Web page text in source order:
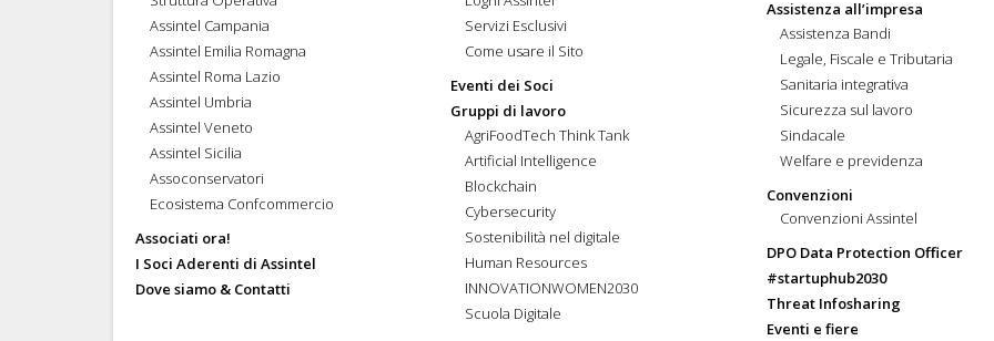
Assintel Campania
Assintel Emilia Romagna
Assintel Roma Lazio
Assintel Umbria
Assintel Veneto
Assintel Sicilia
Assoconservatori
Ecosistema Confcommercio
Associati ora!
I Soci Aderenti di Assintel
Dove siamo & Contatti
Servizi Esclusivi
Come usare il Sito
Eventi dei Soci
Gruppi di lavoro
AgriFoodTech Think Tank
Artificial Intelligence
Blockchain
Cybersecurity
Sostenibilità nel digitale
Human Resources
INNOVATIONWOMEN2030
Scuola Digitale
Assistenza all’impresa
Assistenza Bandi
Legale, Fiscale e Tributaria
Sanitaria integrativa
Sicurezza sul lavoro
Sindacale
Welfare e previdenza
Convenzioni
Convenzioni Assintel
DPO Data Protection Officer
#startuphub2030
Threat Infosharing
Eventi e fiere